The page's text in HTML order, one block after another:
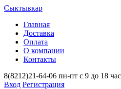
Сыктывкар
Главная
Доставка
Оплата
О компании
Контакты
8(8212)21-64-06 пн-пт с 9 до 18
Вход Регистрация